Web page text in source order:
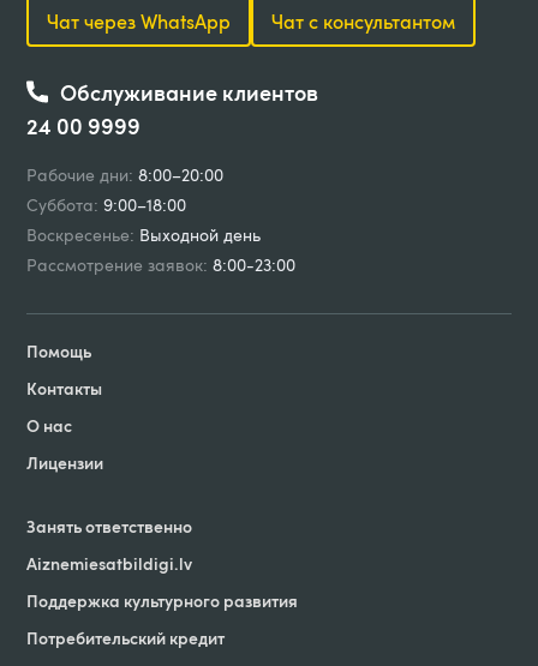
Чат через WhatsApp Чат с консультантом
Обслуживание клиентов
24 00 9999
Рабочие дни: 8:00–20:00
Суббота: 9:00–18:00
Воскресенье: Выходной день
Рассмотрение заявок: 8:00-23:00
Помощь
Контакты
О нас
Лицензии
Занять ответственно
Aiznemiesatbildigi.lv
Поддержка культурного развития
Потребительский кредит